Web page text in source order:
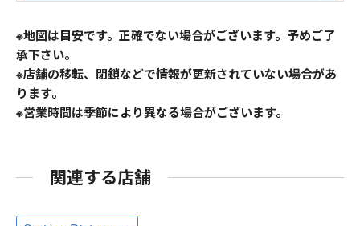
※地図は目安です。正確でない場合がございます。予めご了
承下さい。
※店舗の移転、閉鎖などで情報が更新されていない場合があ
ります。
※営業時間は季節により異なる場合がございます。
関連する店舗